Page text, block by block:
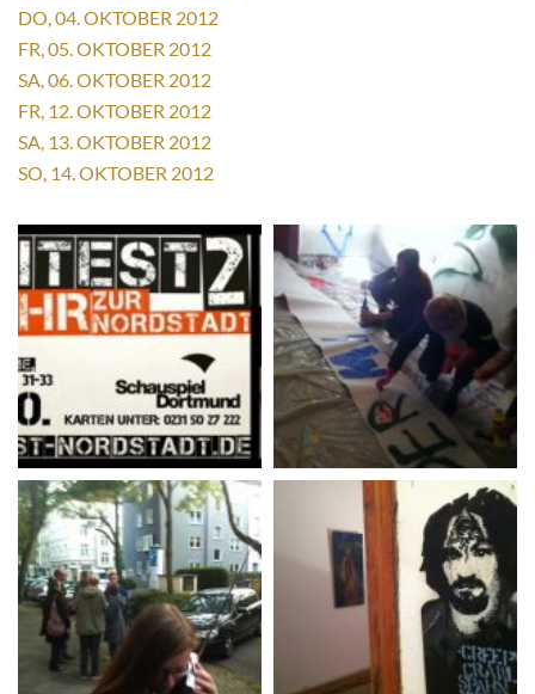
DO, 04. OKTOBER 2012
FR, 05. OKTOBER 2012
SA, 06. OKTOBER 2012
FR, 12. OKTOBER 2012
SA, 13. OKTOBER 2012
SO, 14. OKTOBER 2012